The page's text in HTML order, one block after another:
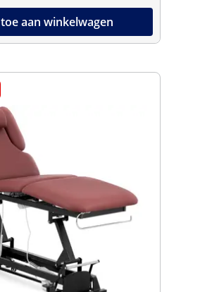
aan winkelwagen